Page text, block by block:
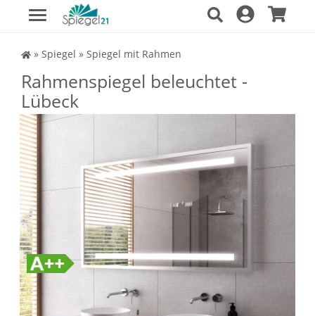
Spiegel Shop
» Spiegel » Spiegel mit Rahmen
Rahmenspiegel beleuchtet -
Lübeck